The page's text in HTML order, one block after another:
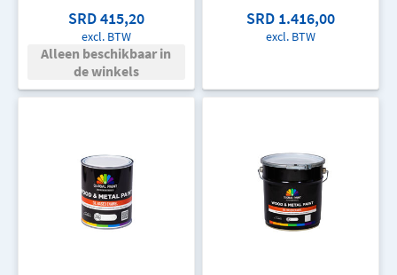
SRD 415,20
excl. BTW
Alleen beschikbaar in
de winkels
SRD 1.416,00
excl. BTW